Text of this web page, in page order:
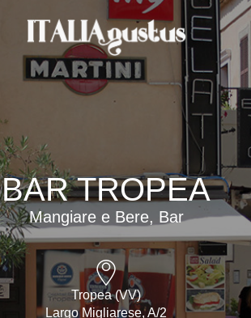
BAR TROPEA
Mangiare e Bere, Bar
Tropea (VV)
Largo Migliarese, A/2